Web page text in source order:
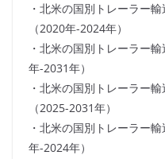
・北米の国別トレーラー
（2020年-2024年）
・北米の国別トレーラー
年-2031年）
・北米の国別トレーラー
（2025-2031年）
・北米の国別トレーラー
年-2024年）